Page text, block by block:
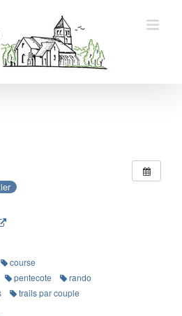
course
pentecote
rando
trails par couple